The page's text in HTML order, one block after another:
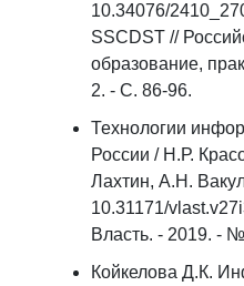
10.34076/
SSCDST //
образование,
2. - С. 86-96.
Технологии
России / Н.Р.
Лахтин, А.Н.
10.31171/
Власть. - 2019. -
Койкелова Д.К.